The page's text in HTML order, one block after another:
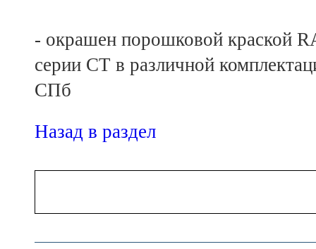
- окрашен порошковой краской
серии СТ в различной
СПб
Назад в раздел